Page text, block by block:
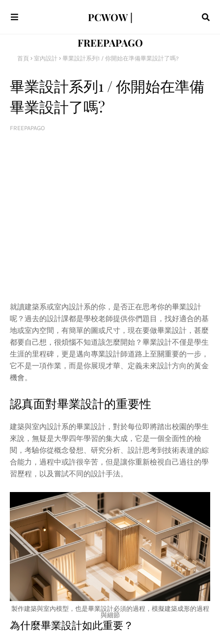
PCWOW |
FREEPAPAGO
首頁 室內設計 畢業設計系列1 / 你開始在準備畢業設計了嗎?
畢業設計系列1 / 你開始在準備
畢業設計了嗎?
FREEPAPAGO
就讀建築系或室內設計系的你，是否正在思考你的畢業設計
呢？過去的設計課都是學校老師提供你們題目，找好適合的基
地或室內空間，有簡單的圖或尺寸，現在要做畢業設計，甚麼
都要自己想，很煩惱不知道該怎麼開始？畢業設計不僅是學生
生涯的里程碑，更是邁向專業設計師道路上至關重要的一步，
它不是一項作業，而是你展現才華、定義未來設計方向的黃金
機會。
認真面對畢業設計的重要性
建築與室內設計系的畢業設計，對於每位即將踏出校園的學生
來說，無疑是大學四年學習的集大成，它是一個全面性的檢
閱，考驗你從概念發想、研究分析、設計思考到技術表達的綜
合能力，過程中或許很辛苦，但是讓你重新檢視自己過往的學
習歷程，以及嘗試不同的設計手法。
製作建築與室內模型，也是畢業設計必須的過程，模擬建築成形的過程
與細節
為什麼畢業設計如此重要？